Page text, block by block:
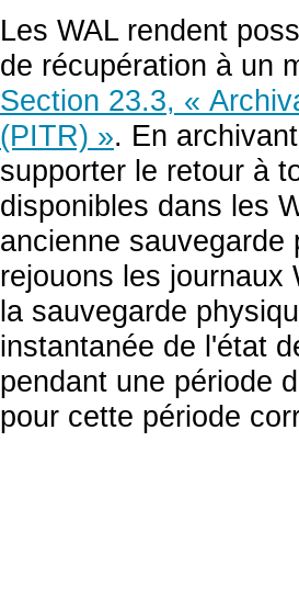
Les WALrendent
de récupération à un
Section 23.3, «
(PITR) ». En
supporter le retour à
disponibles dans les
ancienne
rejouons les journaux
la sauvegarde
instantanée de l'état
pendant une période
pour cette période